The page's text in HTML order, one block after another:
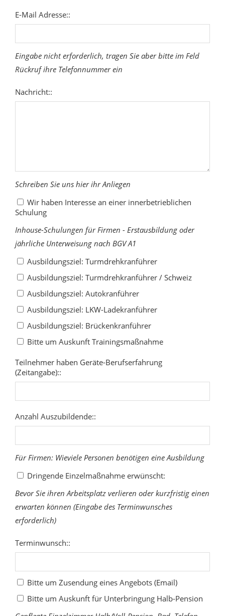
E-Mail Adresse::
Eingabe nicht erforderlich, tragen Sie aber bitte im Feld
Rückruf ihre Telefonnummer ein
Nachricht::
Schreiben Sie uns hier ihr Anliegen
Wir haben Interesse an einer innerbetrieblichen
Schulung
Inhouse-Schulungen für Firmen - Erstausbildung oder
jährliche Unterweisung nach BGV A1
Ausbildungsziel: Turmdrehkranführer
Ausbildungsziel: Turmdrehkranführer / Schweiz
Ausbildungsziel: Autokranführer
Ausbildungsziel: LKW-Ladekranführer
Ausbildungsziel: Brückenkranführer
Bitte um Auskunft Trainingsmaßnahme
Teilnehmer haben Geräte-Berufserfahrung
(Zeitangabe)::
Anzahl Auszubildende::
Für Firmen: Wieviele Personen benötigen eine Ausbildung
Dringende Einzelmaßnahme erwünscht:
Bevor Sie ihren Arbeitsplatz verlieren oder kurzfristig einen
erwarten können (Eingabe des Terminwunsches
erforderlich)
Terminwunsch::
Bitte um Zusendung eines Angebots (Email)
Bitte um Auskunft für Unterbringung Halb-Pension